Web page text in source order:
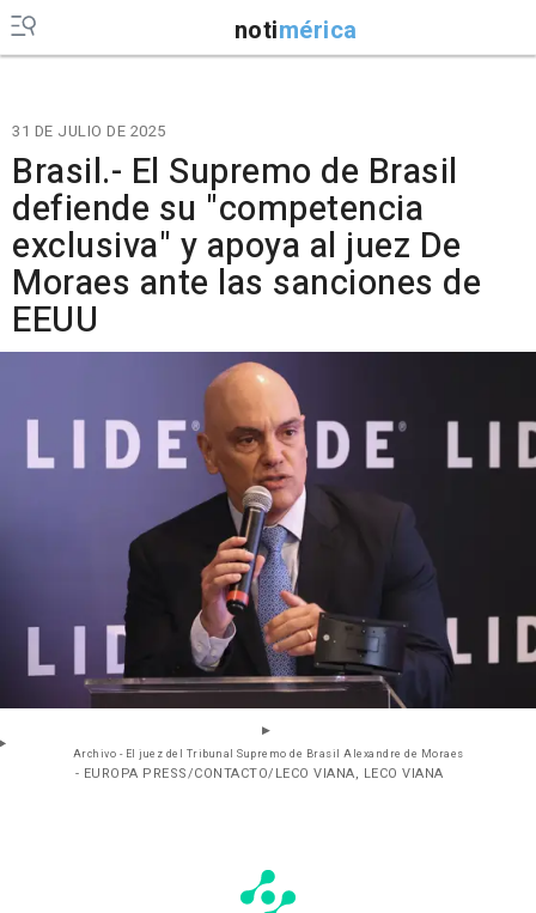
notimérica
31 DE JULIO DE 2025
Brasil.- El Supremo de Brasil
defiende su "competencia
exclusiva" y apoya al juez De
Moraes ante las sanciones de
EEUU
Archivo - El juez del Tribunal Supremo de Brasil Alexandre de Moraes
- EUROPA PRESS/CONTACTO/LECO VIANA, LECO VIANA